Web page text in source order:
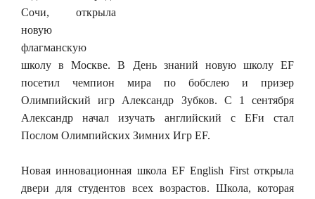
Сочи, открыла
новую
флагманскую
школу в Москве. В День знаний новую школу EF
посетил чемпион мира по бобслею и призер
Олимпийский игр Александр Зубков. С 1 сентября
Александр начал изучать английский с EFи стал
Послом Олимпийских Зимних Игр EF.
Новая инновационная школа EF English First открыла
двери для студентов всех возрастов. Школа, которая